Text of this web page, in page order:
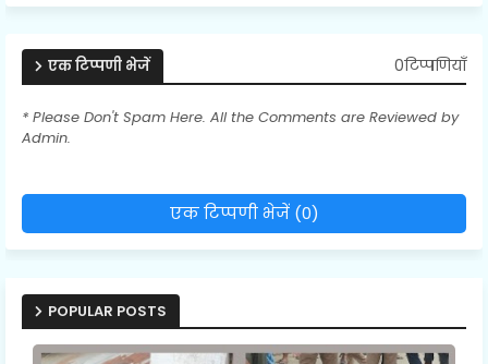
एक टिप्पणी भेजें 0टिप्पणियाँ
* Please Don't Spam Here. All the Comments are Reviewed by
Admin.
एक टिप्पणी भेजें (0)
POPULAR POSTS